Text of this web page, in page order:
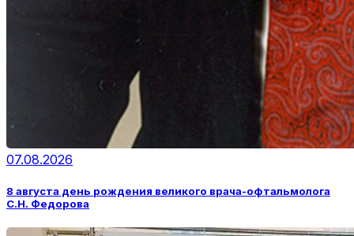
07.08.2026
8 августа день рождения великого врача-офтальмолога
С.Н. Федорова